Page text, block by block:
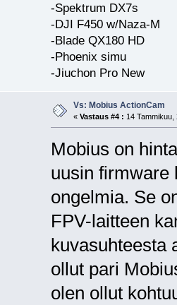
-Spektrum DX7s
-DJI F450 w/Naza-M
-Blade QX180 HD
-Phoenix simu
-Jiuchon Pro New
Vs: Mobius ActionCam
« Vastaus #4 : 14 Tammikuu,
Mobius on
uusin firmware
ongelmia. Se
FPV-laitteen
kuvasuhteesta
ollut pari
olen ollut